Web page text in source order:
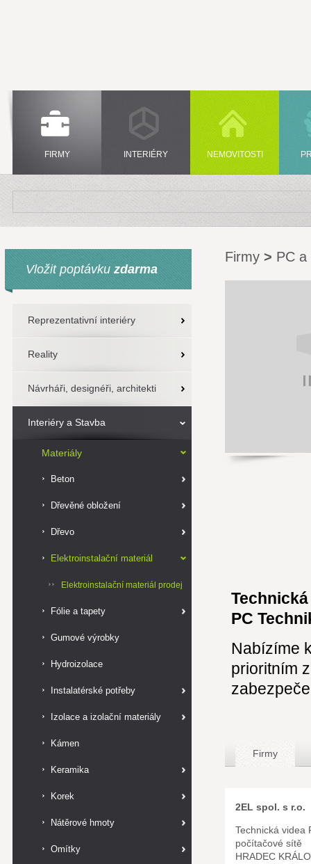
FIRMY INTERIÉRY NEMOVITOSTI
Vložit poptávku zdarma
Reprezentativní interiéry
Reality
Návrháři, designéři, architekti
Interiéry a Stavba
Materiály
Beton
Dřevěné obložení
Dřevo
Elektroinstalační materiál
Elektroinstalační materiál prodej
Fólie a tapety
Gumové výrobky
Hydroizolace
Instalatérské potřeby
Izolace a izolační materiály
Kámen
Keramika
Korek
Nátěrové hmoty
Omítky
Firmy > PC
PC
Nabízíme
prioritním
Firmy
2EL spol. s r.o.
Technická videa
počítačové sítě
HRADEC